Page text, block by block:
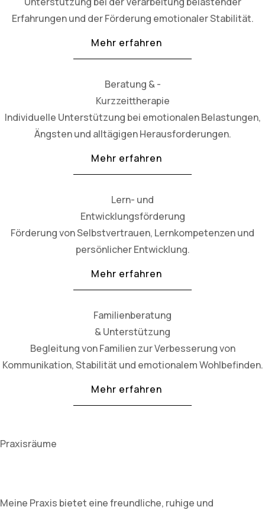
Erfahrungen und der Förderung emotionaler Stabilität.
Mehr erfahren
Beratung & -
Kurzzeittherapie
Individuelle Unterstützung bei emotionalen Belastungen,
Ängsten und alltägigen Herausforderungen.
Mehr erfahren
Lern- und
Entwicklungsförderung
Förderung von Selbstvertrauen, Lernkompetenzen und
persönlicher Entwicklung.
Mehr erfahren
Familienberatung
& Unterstützung
Begleitung von Familien zur Verbesserung von
Kommunikation, Stabilität und emotionalem Wohlbefinden.
Mehr erfahren
Praxisräume
Meine Praxis bietet eine freundliche, ruhige und